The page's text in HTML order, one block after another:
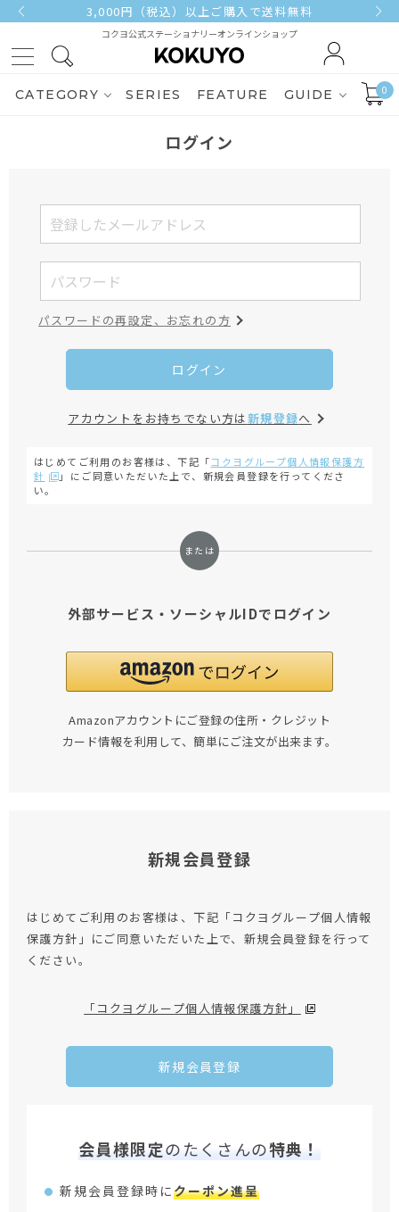
3,000円（税込）以上ご購入で送料無料
コクヨ公式ステーショナリーオンラインショップ
CATEGORY SERIES FEATURE GUIDE 0
ログイン
パスワードの再設定、お忘れの方
ログイン
アカウントをお持ちでない方は新規登録へ
はじめてご利用のお客様は、下記「コクヨグループ個人情報保護方
針
」にご同意いただいた上で、新規会員登録を行ってくださ
い。
外部サービス・ソーシャルIDでログイン
Amazonアカウントにご登録の住所・クレジット
カード情報を利用して、簡単にご注文が出来ます。
新規会員登録
はじめてご利用のお客様は、下記「コクヨグループ個人情報
保護方針」にご同意いただいた上で、新規会員登録を行って
ください。
「コクヨグループ個人情報保護方針」
新規会員登録
会員様限定のたくさんの特典！
新規会員登録時にクーポン進呈